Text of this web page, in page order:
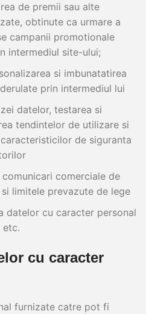
de premii sau alte
obtinute ca urmare a
campanii promotionale
intermediul site-ului;
si imbunatatirea
prin intermediul lui
datelor, testarea si
tendintelor de utilizare si
de siguranta
comerciale de
limitele prevazute de lege
datelor cu caracter personal
etc.
cu caracter
furnizate catre pot fi